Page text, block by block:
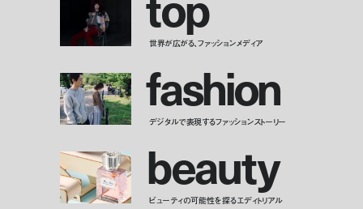
世界が広がる、ファッションメディア
fashion
デジタルで表現するファッションストーリー
beauty
ビューティの可能性を探るエディトリアル